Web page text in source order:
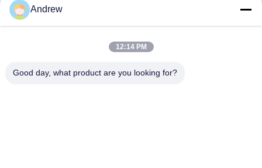
1
Andrew
12:14 PM
Good day, what product are you looking for?